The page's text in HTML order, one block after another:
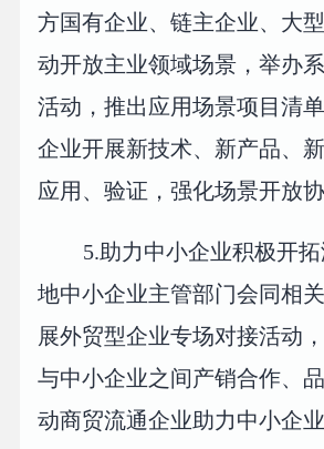
方国有企业、链主企业、大
动开放主业领域场景，举办
活动，推出应用场景项目清
企业开展新技术、新产品、
应用、验证，强化场景开放协
5.助力中小企业积极开
地中小企业主管部门会同相
展外贸型企业专场对接活动
与中小企业之间产销合作、
动商贸流通企业助力中小企